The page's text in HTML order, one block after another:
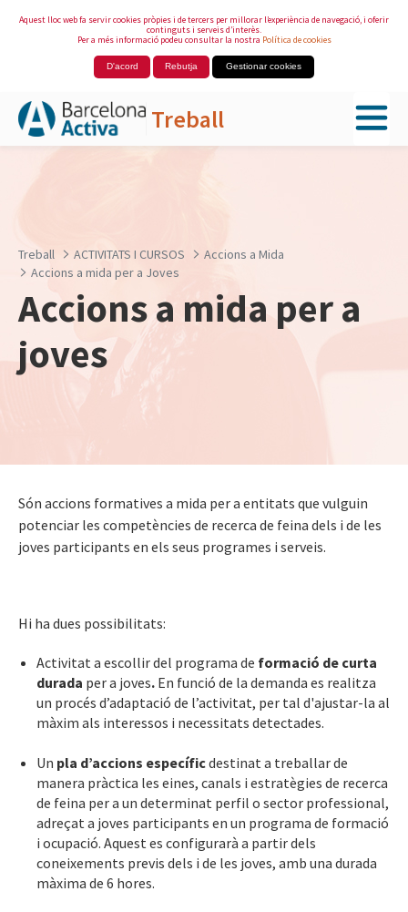
Aquest lloc web fa servir cookies pròpies i de tercers per millorar l’experiència de navegació, i oferir
continguts i serveis d’interès.
Per a més informació podeu consultar la nostra Política de cookies
D'acord Rebutja Gestionar cookies
Treball
Treball ACTIVITATS I CURSOS
Accions a Mida
Accions a mida per a Joves
Accions a mida per a
joves
Són accions formatives a mida per a entitats que vulguin
potenciar les competències de recerca de feina dels i de les
joves participants en els seus programes i serveis.
Hi ha dues possibilitats:
Activitat a escollir del programa de formació de curta
durada per a joves. En funció de la demanda es realitza
un procés d’adaptació de l’activitat, per tal d'ajustar-la al
màxim als interessos i necessitats detectades.
Un pla d’accions específicdestinat a treballar de
manera pràctica les eines, canals i estratègies de recerca
de feina per a un determinat perfil o sector professional,
adreçat a joves participants en un programa de formació
i ocupació. Aquest es configurarà a partir dels
coneixements previs dels i de les joves, amb una durada
màxima de 6 hores.